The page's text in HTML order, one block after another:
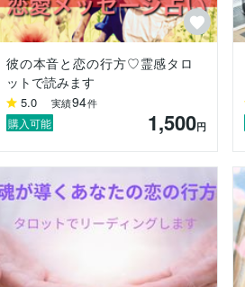
彼の本音と恋の行方♡霊感タロ
ットで読みます
5.0 実績94件
購入可能 1,500円